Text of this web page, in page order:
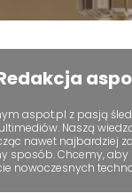
aspot.pl z pasją
Naszą
nawet najbardziej
sposób. Chcemy, aby
nowoczesnych